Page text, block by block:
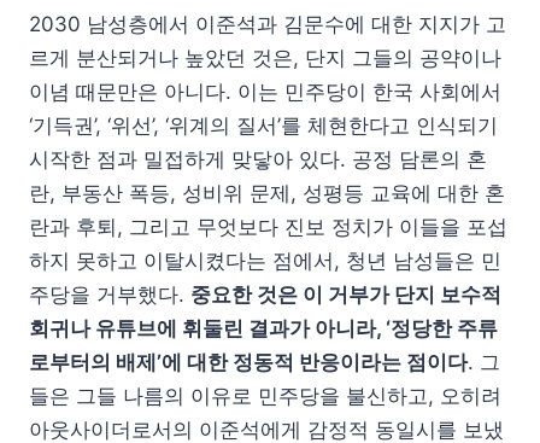
2030 남성층에서 이준석과 김문수에 대한 지지가 고
르게 분산되거나 높았던 것은, 단지 그들의 공약이나
이념 때문만은 아니다. 이는 민주당이 한국 사회에서
‘기득권’, ‘위선’, ‘위계의 질서’를 체현한다고 인식되기
시작한 점과 밀접하게 맞닿아 있다. 공정 담론의 혼
란, 부동산 폭등, 성비위 문제, 성평등 교육에 대한 혼
란과 후퇴, 그리고 무엇보다 진보 정치가 이들을 포섭
하지 못하고 이탈시켰다는 점에서, 청년 남성들은 민
주당을 거부했다. 중요한 것은 이 거부가 단지 보수적
회귀나 유튜브에 휘둘린 결과가 아니라, ‘정당한 주류
로부터의 배제’에 대한 정동적 반응이라는 점이다. 그
들은 그들 나름의 이유로 민주당을 불신하고, 오히려
아웃사이더로서의 이준석에게 감정적 동일시를 보냈